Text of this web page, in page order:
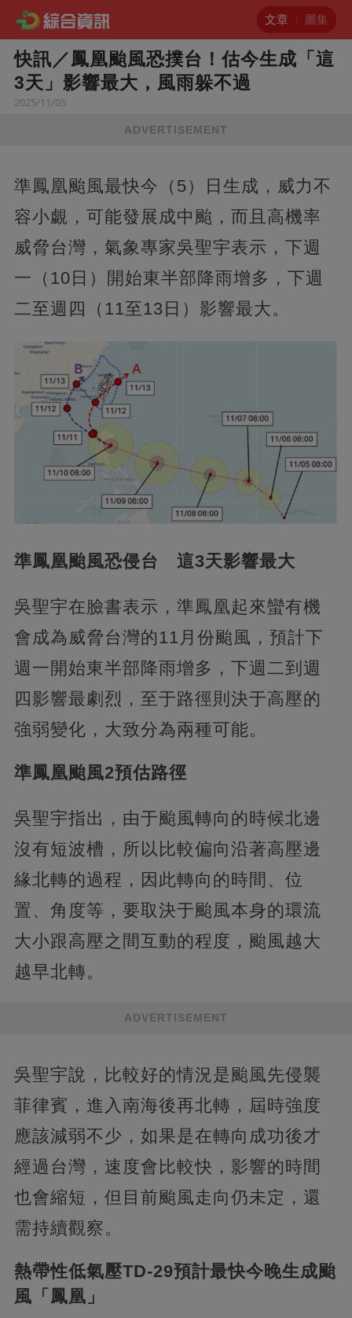
文章 圖集
快訊／鳳凰颱風恐撲台！估今生成「這
3天」影響最大，風雨躲不過
2025/11/05
ADVERTISEMENT
準鳳凰颱風最快今（5）日生成，威力不
容小覷，可能發展成中颱，而且高機率
威脅台灣，氣象專家吳聖宇表示，下週
一（10日）開始東半部降雨增多，下週
二至週四（11至13日）影響最大。
準鳳凰颱風恐侵台 這3天影響最大
吳聖宇在臉書表示，準鳳凰起來蠻有機
會成為威脅台灣的11月份颱風，預計下
週一開始東半部降雨增多，下週二到週
四影響最劇烈，至于路徑則決于高壓的
強弱變化，大致分為兩種可能。
準鳳凰颱風2預估路徑
吳聖宇指出，由于颱風轉向的時候北邊
沒有短波槽，所以比較偏向沿著高壓邊
緣北轉的過程，因此轉向的時間、位
置、角度等，要取決于颱風本身的環流
大小跟高壓之間互動的程度，颱風越大
越早北轉。
ADVERTISEMENT
吳聖宇說，比較好的情況是颱風先侵襲
菲律賓，進入南海後再北轉，屆時強度
應該減弱不少，如果是在轉向成功後才
經過台灣，速度會比較快，影響的時間
也會縮短，但目前颱風走向仍未定，還
需持續觀察。
熱帶性低氣壓TD-29預計最快今晚生成颱
風「鳳凰」